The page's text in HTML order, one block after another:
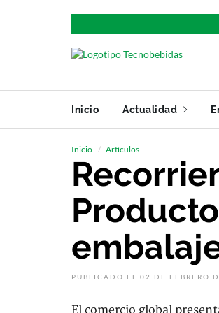
Inicio Actualidad
Inicio Artículos
PUBLICADO EL 02 DE FEBRERO
El comercio global